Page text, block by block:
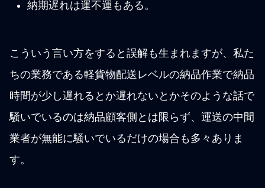
納期遅れは運不運もある。
こういう言い方をすると誤解も生まれますが、私た
ちの業務である軽貨物配送レベルの納品作業で納品
時間が少し遅れるとか遅れないとかそのような話で
騒いでいるのは納品顧客側とは限らず、運送の中間
業者が無能に騒いでいるだけの場合も多々ありま
す。